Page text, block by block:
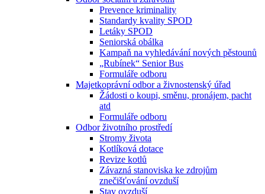
Prevence kriminality
Standardy kvality SPOD
Letáky SPOD
Seniorská obálka
Kampaň na vyhledávání nových pěstounů
„Rubínek“ Senior Bus
Formuláře odboru
Majetkoprávní odbor a živnostenský úřad
Žádosti o koupi, směnu, pronájem, pacht
atd
Formuláře odboru
Odbor životního prostředí
Stromy života
Kotlíková dotace
Revize kotlů
Závazná stanoviska ke zdrojům
znečišťování ovzduší
Stav ovzduší